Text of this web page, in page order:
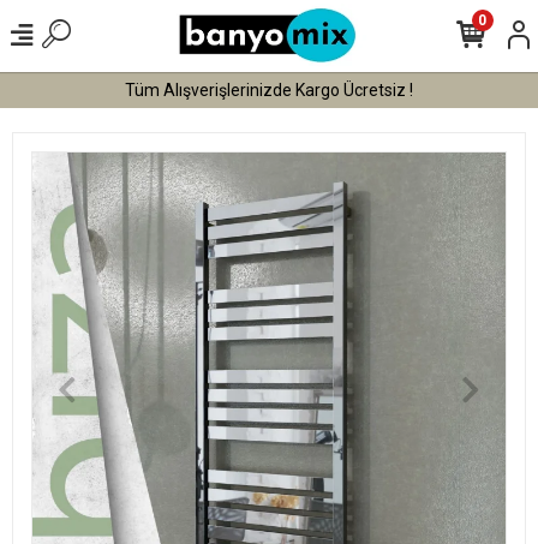
Tüm Alışverişlerinizde Kargo Ücretsiz !
0